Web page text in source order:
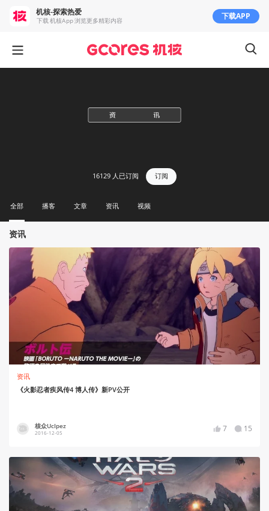
16129 人已订阅 订阅
全部 播客 文章 资讯 视频
资讯
资讯
《火影忍者疾风传4 博人传》新PV公开
核众UcIpez
2016-12-05 7 15
机核-探索热爱
下载 机核App 浏览更多精彩内容 下载APP